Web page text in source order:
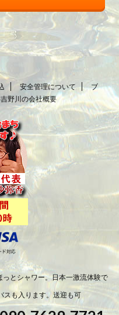
安全管理について
ブ
野川の会社概要
とシャワー。日本一激流体験で
スも入ります。送迎も可